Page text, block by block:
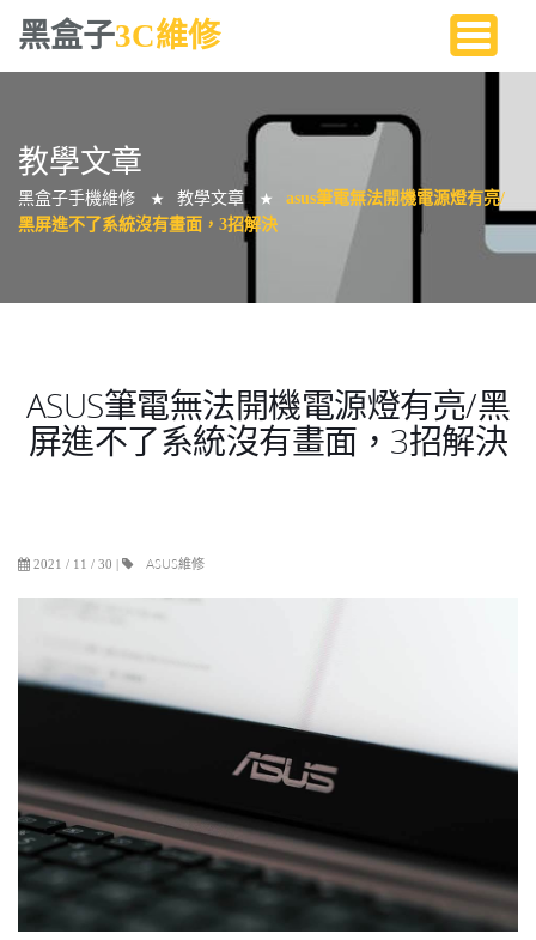
黑盒子3C維修
教學文章
黑盒子手機維修 ★ 教學文章 ★
asus筆電無法開機電源燈有亮/
黑屏進不了系統沒有畫面，3招解決
ASUS筆電無法開機電源燈有亮/黑
屏進不了系統沒有畫面，3招解決
2021 / 11 / 30 | ASUS維修